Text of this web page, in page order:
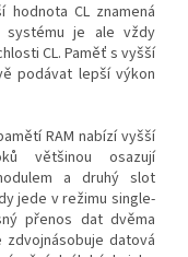
hodnota CL znamená
je ale vždy
CL. Paměť s vyšší
podávat lepší výkon
RAM nabízí vyšší
většinou osazují
a druhý slot
jede v režimu single-
přenos dat dvěma
datová